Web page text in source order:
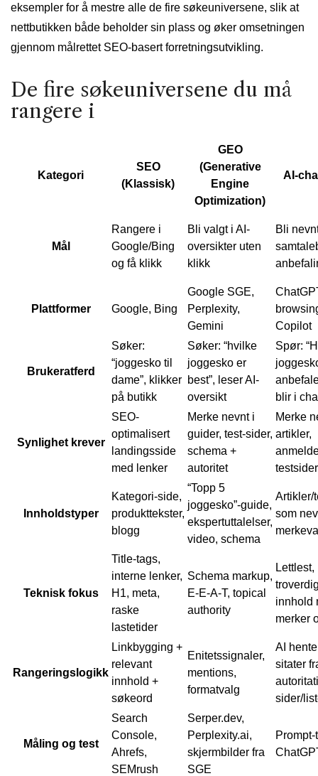
eksempler for å mestre alle de fire søkeuniversene, slik at
nettbutikken både beholder sin plass og øker omsetningen
gjennom målrettet SEO-basert forretningsutvikling.
De fire søkeuniversene du må
rangere i
Kategori
SEO
(Klassisk)
GEO
(Generative
Engine
Optimization)
AI-
Mål
Rangere i
Google/Bing
og få klikk
Bli valgt i AI-
oversikter uten
klikk
Bli
Plattformer Google, Bing
Google SGE,
Perplexity,
Gemini
Copilot
Brukeratferd
Søker:
“joggesko til
dame”, klikker
på butikk
Søker: “hvilke
joggesko er
best”, leser AI-
oversikt
Spør:
blir i
Synlighet krever
SEO-
optimalisert
landingsside
med lenker
Merke nevnt i
guider, test-sider,
schema +
autoritet
Merke
artikler,
testsider
Innholdstyper
Kategori-side,
produkttekster,
blogg
“Topp 5
joggesko”-guide,
ekspertuttalelser,
video, schema
Artikler/
som
Teknisk fokus
Title-tags,
interne lenker,
H1, meta,
raske
lastetider
Schema markup,
E-E-A-T, topical
authority
Lettlest,
innhold
merker
Rangeringslogikk
Linkbygging +
relevant
innhold +
søkeord
Enitetssignaler,
mentions,
formatvalg
AI
sitater
sider/
Måling og test
Search
Console,
Ahrefs,
SEMrush
Serper.dev,
Perplexity.ai,
skjermbilder fra
SGE
Prompt-